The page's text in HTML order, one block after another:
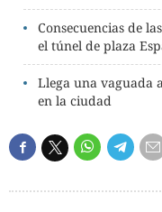
Consecuencias de
el túnel de plaza
Llega una vaguada
en la ciudad